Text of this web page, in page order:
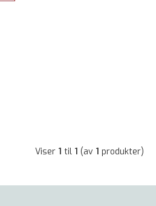
Viser 1 til 1 (av 1 produkter)